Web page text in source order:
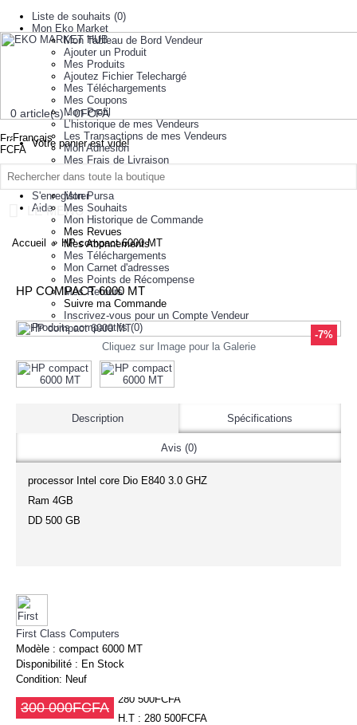
Liste de souhaits (0)
Mon Eko Market
Mon Tableau de Bord Vendeur
Ajouter un Produit
Mes Produits
Ajoutez Fichier Telechargé
Mes Téléchargements
Mes Coupons
Mon Profil
L’historique de mes Vendeurs
Les Transactions de mes Vendeurs
Mon Adhesion
Mes Frais de Livraison
Ajout/Mise a Jour Groupe Produit
Mes Comptes
Mon Pursa
Mes Souhaits
Mon Historique de Commande
Mes Revues
Mes Abonnements
Mes Téléchargements
Mon Carnet d'adresses
Mes Points de Récompense
Mes Retours
Suivre ma Commande
Inscrivez-vous pour un Compte Vendeur
Produits comparatifs (0)
0 article(s) - 0FCFA
Votre panier est vide!
Français
FCFA
à propos de nous
Se connecter
S'enregistrer
Aide
LE MENU
Accueil HP compact 6000 MT
HP COMPACT 6000 MT
-7%
Cliquez sur Image pour la Galerie
Description Spécifications
Avis (0)
processor Intel core Dio E840 3.0 GHZ
Ram 4GB
DD 500 GB
First Class Computers
Modèle : compact 6000 MT
Disponibilité : En Stock
Condition: Neuf
300 000FCFA
280 500FCFA
H.T : 280 500FCFA